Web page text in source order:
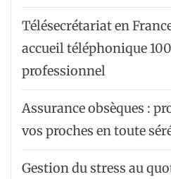
Télésecrétariat en
accueil téléphonique
professionnel
Assurance obsèques :
vos proches en toute
Gestion du stress au